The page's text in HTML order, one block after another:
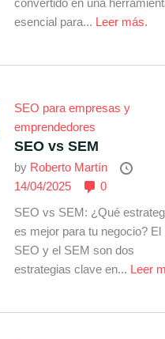
convertido en una
esencial para... Leer más.
SEO para empresas y
emprendedores
SEO vs SEM
by Roberto Martín
14/04/2025
0
SEO vs SEM: ¿Qué
es mejor para tu negocio? El
SEO y el SEM son dos
estrategias clave en... Leer